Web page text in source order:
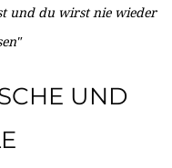
und du wirst nie wieder
UND